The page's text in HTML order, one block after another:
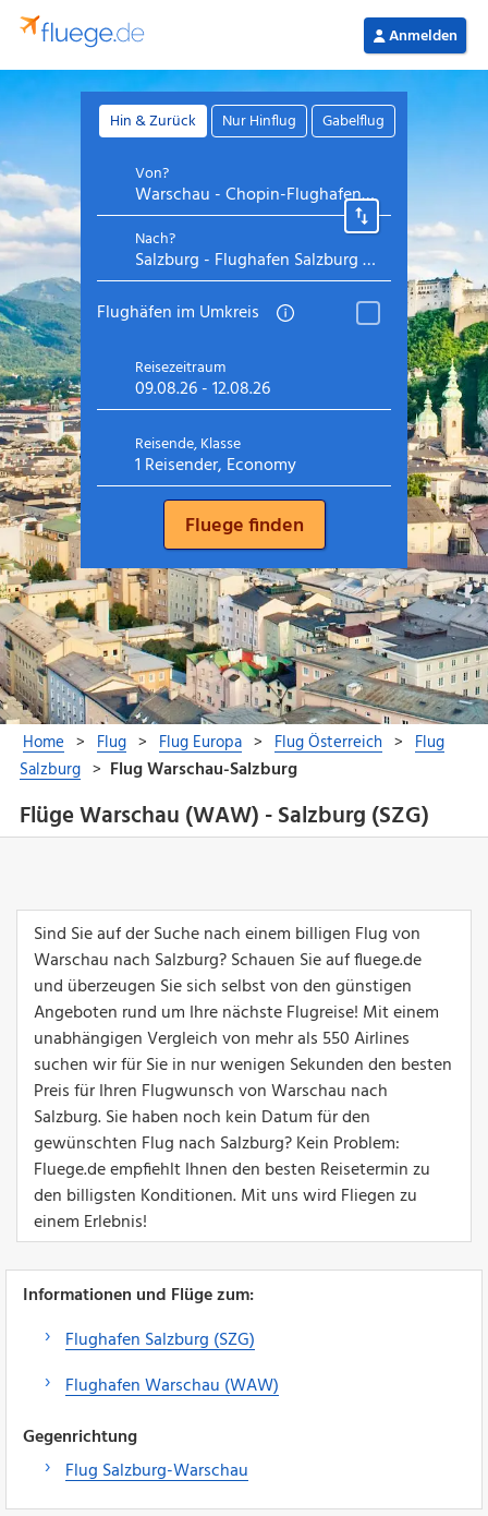
Flüge Warschau (WAW) - Salzburg (SZG)
Sind Sie auf der Suche nach einem billigen Flug von
Warschau nach Salzburg? Schauen Sie auf fluege.de
und überzeugen Sie sich selbst von den günstigen
Angeboten rund um Ihre nächste Flugreise! Mit einem
unabhängigen Vergleich von mehr als 550 Airlines
suchen wir für Sie in nur wenigen Sekunden den besten
Preis für Ihren Flugwunsch von Warschau nach
Salzburg. Sie haben noch kein Datum für den
gewünschten Flug nach Salzburg? Kein Problem:
Fluege.de empfiehlt Ihnen den besten Reisetermin zu
den billigsten Konditionen. Mit uns wird Fliegen zu
einem Erlebnis!
Informationen und Flüge zum:
Flughafen Salzburg (SZG)
Flughafen Warschau (WAW)
Gegenrichtung
Flug Salzburg-Warschau